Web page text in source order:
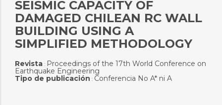
SEISMIC CAPACITY OF
DAMAGED CHILEAN RC WALL
BUILDING USING A
SIMPLIFIED METHODOLOGY
Revista: Proceedings of the 17th World Conference on
Earthquake Engineering
Tipo de publicación : Conferencia No A* ni A